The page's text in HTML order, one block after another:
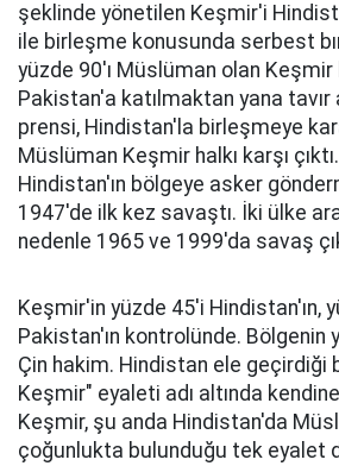
şeklinde yönetilen Keşmir'i
ile birleşme konusunda serbest
yüzde 90'ı Müslüman olan Keşmir
Pakistan'a katılmaktan yana
prensi, Hindistan'la birleşmeye
Müslüman Keşmir halkı karşı
Hindistan'ın bölgeye asker
1947'de ilk kez savaştı. İki ülke
nedenle 1965 ve 1999'da savaş
Keşmir'in yüzde 45'i Hindistan'ın,
Pakistan'ın kontrolünde. Bölgenin
Çin hakim. Hindistan ele geçirdiği
Keşmir" eyaleti adı altında
Keşmir, şu anda Hindistan'da
çoğunlukta bulunduğu tek eyalet